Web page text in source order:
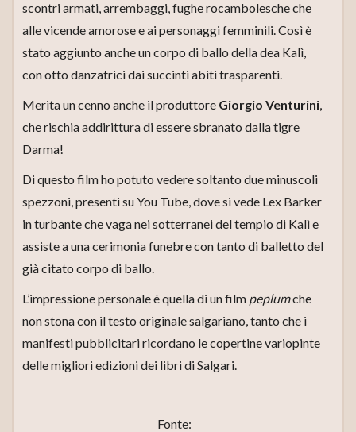
scontri armati, arrembaggi, fughe rocambolesche che
alle vicende amorose e ai personaggi femminili. Così è
stato aggiunto anche un corpo di ballo della dea Kalì,
con otto danzatrici dai succinti abiti trasparenti.
Merita un cenno anche il produttore Giorgio Venturini,
che rischia addirittura di essere sbranato dalla tigre
Darma!
Di questo film ho potuto vedere soltanto due minuscoli
spezzoni, presenti su You Tube, dove si vede Lex Barker
in turbante che vaga nei sotterranei del tempio di Kalì e
assiste a una cerimonia funebre con tanto di balletto del
già citato corpo di ballo.
L’impressione personale è quella di un film peplumche
non stona con il testo originale salgariano, tanto che i
manifesti pubblicitari ricordano le copertine variopinte
delle migliori edizioni dei libri di Salgari.
Fonte: